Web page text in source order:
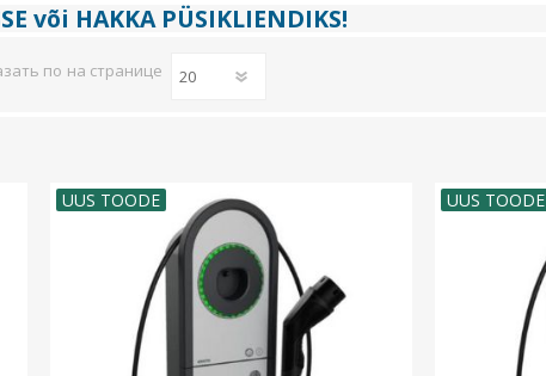
ja komponendid
Metallkilbid, pindpaigaldus
Plastkilbid, süvispaigaldus
või HAKKA PÜSIKLIENDIKS!
по на странице
UUS TOODE UUS TOODE